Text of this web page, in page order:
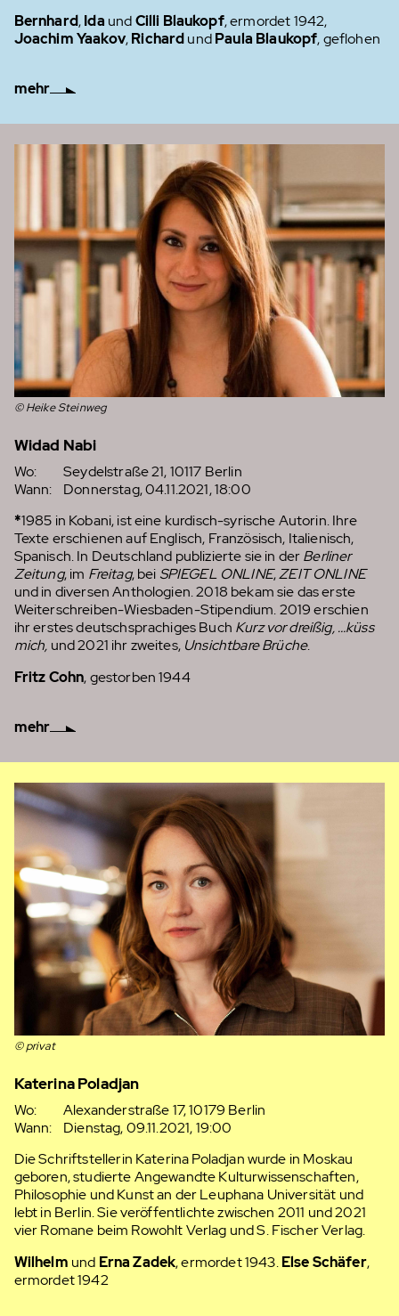
Bernhard,Ida undCilli Blaukopf, ermordet 1942,
Joachim Yaakov,RichardundPaula Blaukopf, geflohen
mehr
© Heike Steinweg
Widad Nabi
Wo:
Seydelstraße 21, 10117 Berlin
Wann:
Donnerstag, 04.11.2021, 18:00
*1985 in Kobani, ist eine kurdisch-syrische Autorin. Ihre
Texte erschienen auf Englisch, Französisch, Italienisch,
Spanisch. In Deutschland publizierte sie in derBerliner
Zeitung, im Freitag, bei SPIEGEL ONLINE,ZEIT ONLINE
und in diversen Anthologien. 2018 bekam sie das erste
Weiterschreiben-Wiesbaden-Stipendium. 2019 erschien
ihr erstes deutschsprachiges Buch Kurz vor dreißig, …küss
mich, und 2021 ihr zweites, Unsichtbare Brüche.
Fritz Cohn, gestorben 1944
mehr
© privat
Katerina Poladjan
Wo:
Alexanderstraße 17, 10179 Berlin
Wann:
Dienstag, 09.11.2021, 19:00
Die Schriftstellerin Katerina Poladjan wurde in Moskau
geboren, studierte Angewandte Kulturwissenschaften,
Philosophie und Kunst an der Leuphana Universität und
lebt in Berlin. Sie veröffentlichte zwischen 2011 und 2021
vier Romane beim Rowohlt Verlag und S. Fischer Verlag.
Wilhelm und Erna Zadek, ermordet 1943.Else Schäfer,
ermordet 1942